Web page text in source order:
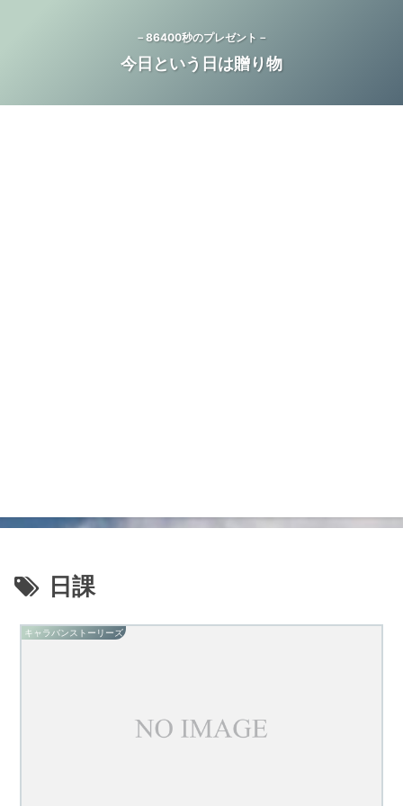
－86400秒のプレゼント－
今日という日は贈り物
日課
キャラバンストーリーズ